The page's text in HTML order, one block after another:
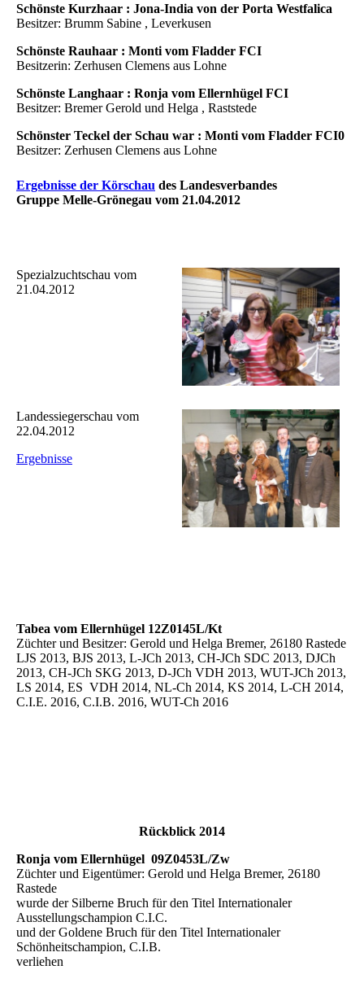
Schönste Kurzhaar : Jona-India von der Porta Westfalica
Besitzer: Brumm Sabine , Leverkusen
Schönste Rauhaar : Monti vom Fladder FCI
Besitzerin: Zerhusen Clemens aus Lohne
Schönste Langhaar : Ronja vom Ellernhügel FCI
Besitzer: Bremer Gerold und Helga , Raststede
Schönster Teckel der Schau war : Monti vom Fladder FCI0
Besitzer: Zerhusen Clemens aus Lohne
Ergebnisse der Körschau des Landesverbandes
Gruppe Melle-Grönegau vom 21.04.2012
Spezialzuchtschau vom
21.04.2012
Landessiegerschau vom
22.04.2012
Ergebnisse
Tabea vom Ellernhügel 12Z0145L/Kt
Züchter und Besitzer: Gerold und Helga Bremer, 26180 Rastede
LJS 2013, BJS 2013, L-JCh 2013, CH-JCh SDC 2013, DJCh
2013, CH-JCh SKG 2013, D-JCh VDH 2013, WUT-JCh 2013,
LS 2014, ES VDH 2014, NL-Ch 2014, KS 2014, L-CH 2014,
C.I.E. 2016, C.I.B. 2016, WUT-Ch 2016
Rückblick 2014
Ronja vom Ellernhügel 09Z0453L/Zw
Züchter und Eigentümer: Gerold und Helga Bremer, 26180
Rastede
wurde der Silberne Bruch für den Titel Internationaler
Ausstellungschampion C.I.C.
und der Goldene Bruch für den Titel Internationaler
Schönheitschampion, C.I.B.
verliehen